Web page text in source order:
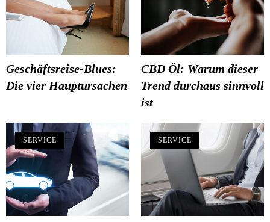
Geschäftsreise-Blues:
Die vier Hauptursachen
CBD Öl: Warum dieser
Trend durchaus sinnvoll
ist
SERVICE SERVICE